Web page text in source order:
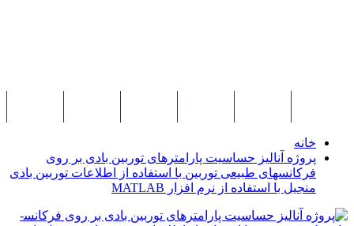
خانه
پروژه آنالیز حساسیت پارامترهای توربین بادی بر روی
فرکانس­های طبیعی توربین با استفاده از اطلاعات توربین بادی
منجیل با استفاده از نرم افزار MATLAB